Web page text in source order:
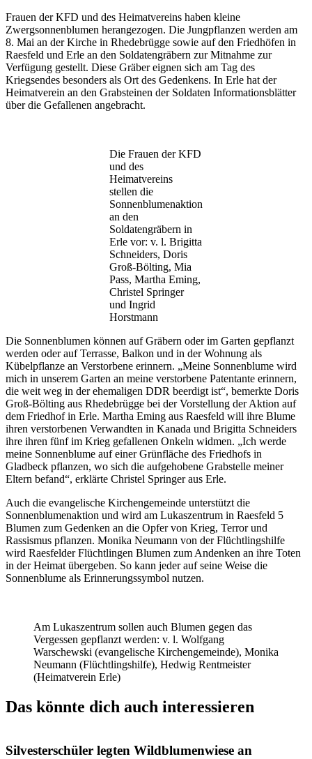
Frauen der KFD und des Heimatvereins haben kleine
Zwergsonnenblumen herangezogen. Die Jungpflanzen werden am
8. Mai an der Kirche in Rhedebrügge sowie auf den Friedhöfen in
Raesfeld und Erle an den Soldatengräbern zur Mitnahme zur
Verfügung gestellt. Diese Gräber eignen sich am Tag des
Kriegsendes besonders als Ort des Gedenkens. In Erle hat der
Heimatverein an den Grabsteinen der Soldaten Informationsblätter
über die Gefallenen angebracht.
Die Frauen der KFD
und des
Heimatvereins
stellen die
Sonnenblumenaktion
an den
Soldatengräbern in
Erle vor: v. l. Brigitta
Schneiders, Doris
Groß-Bölting, Mia
Pass, Martha Eming,
Christel Springer
und Ingrid
Horstmann
Die Sonnenblumen können auf Gräbern oder im Garten gepflanzt
werden oder auf Terrasse, Balkon und in der Wohnung als
Kübelpflanze an Verstorbene erinnern. „Meine Sonnenblume wird
mich in unserem Garten an meine verstorbene Patentante erinnern,
die weit weg in der ehemaligen DDR beerdigt ist“, bemerkte Doris
Groß-Bölting aus Rhedebrügge bei der Vorstellung der Aktion auf
dem Friedhof in Erle. Martha Eming aus Raesfeld will ihre Blume
ihren verstorbenen Verwandten in Kanada und Brigitta Schneiders
ihre ihren fünf im Krieg gefallenen Onkeln widmen. „Ich werde
meine Sonnenblume auf einer Grünfläche des Friedhofs in
Gladbeck pflanzen, wo sich die aufgehobene Grabstelle meiner
Eltern befand“, erklärte Christel Springer aus Erle.
Auch die evangelische Kirchengemeinde unterstützt die
Sonnenblumenaktion und wird am Lukaszentrum in Raesfeld 5
Blumen zum Gedenken an die Opfer von Krieg, Terror und
Rassismus pflanzen. Monika Neumann von der Flüchtlingshilfe
wird Raesfelder Flüchtlingen Blumen zum Andenken an ihre Toten
in der Heimat übergeben. So kann jeder auf seine Weise die
Sonnenblume als Erinnerungssymbol nutzen.
Am Lukaszentrum sollen auch Blumen gegen das
Vergessen gepflanzt werden: v. l. Wolfgang
Warschewski (evangelische Kirchengemeinde), Monika
Neumann (Flüchtlingshilfe), Hedwig Rentmeister
(Heimatverein Erle)
Das könnte dich auch interessieren
Silvesterschüler legten Wildblumenwiese an